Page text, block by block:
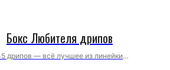
Бокс Любителя дрипов
дрипов — всё лучшее из линейки